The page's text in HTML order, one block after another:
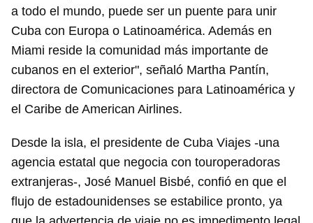
Guardar como favorito
Para poder guardar como favorito, primero has de
iniciar sesión con tu cuenta de 14ymedio.
INICIAR SESIÓN CANCELAR
a todo el mundo, puede ser un puente para unir
Cuba con Europa o Latinoamérica. Además en
Miami reside la comunidad más importante de
cubanos en el exterior", señaló Martha Pantín,
directora de Comunicaciones para Latinoamérica y
el Caribe de American Airlines.
Desde la isla, el presidente de Cuba Viajes -una
agencia estatal que negocia con touroperadoras
extranjeras-, José Manuel Bisbé, confió en que el
flujo de estadounidenses se estabilice pronto, ya